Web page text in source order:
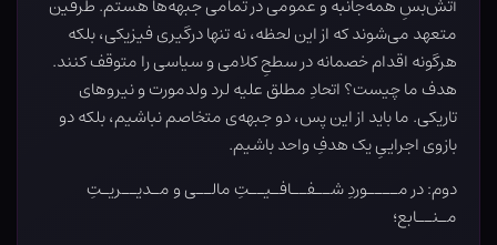
آتش‌بسِ همه‌جانبه و عمومی در تمامی جبهه‌ها هستم. طرفین
متعهد می‌شوند که از این لحظه، نه تنها درگیری فیزیکی، بلکه
هرگونه اقدام خصمانه در سطحِ کلامی و سیاسی را متوقف کنند.
هدف ما چیست؟ اتحادِ مطلق علیه لرد ولدمورت و نیروهای
تاریکی. ما باید از این پس، دو جبهه‌ی متخاصم نباشیم، بلکه دو
بازوی اجراییِ یک هدفِ واحد باشیم.
دوم: در مــــوردِ شــفــافـیــتِ مالــی و مـدیــریـتِ
مـنــابع؛